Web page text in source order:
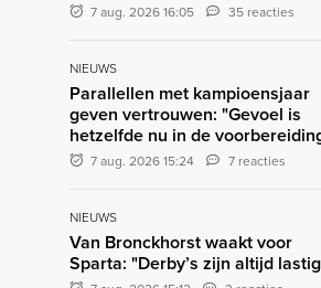
7 aug. 2026 16:05 35 reacties
NIEUWS
Parallellen met kampioensjaar
geven vertrouwen: "Gevoel is
hetzelfde nu in de
7 aug. 2026 15:24 7 reacties
NIEUWS
Van Bronckhorst waakt voor
Sparta: "Derby’s zijn altijd